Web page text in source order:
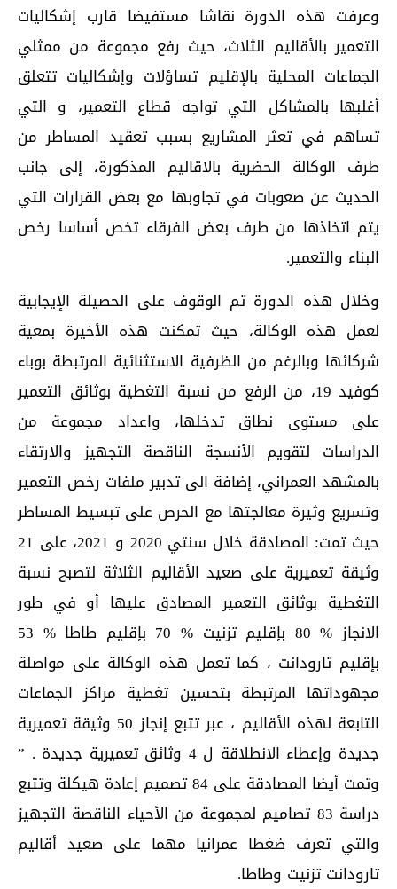
وعرفت هذه الدورة نقاشا مستفيضا قارب إشكاليات
التعمير بالأقاليم الثلاث، حيث رفع مجموعة من ممثلي
الجماعات المحلية بالإقليم تساؤلات وإشكاليات تتعلق
أغلبها بالمشاكل التي تواجه قطاع التعمير، و التي
تساهم في تعثر المشاريع بسبب تعقيد المساطر من
طرف الوكالة الحضرية بالاقاليم المذكورة، إلى جانب
الحديث عن صعوبات في تجاوبها مع بعض القرارات التي
يتم اتخاذها من طرف بعض الفرقاء تخص أساسا رخص
البناء والتعمير.
وخلال هذه الدورة تم الوقوف على الحصيلة الإيجابية
لعمل هذه الوكالة، حيث تمكنت هذه الأخيرة بمعية
شركائها وبالرغم من الظرفية الاستثنائية المرتبطة بوباء
كوفيد 19، من الرفع من نسبة التغطية بوثائق التعمير
على مستوى نطاق تدخلها، واعداد مجموعة من
الدراسات لتقويم الأنسجة الناقصة التجهيز والارتقاء
بالمشهد العمراني، إضافة الى تدبير ملفات رخص التعمير
وتسريع وثيرة معالجتها مع الحرص على تبسيط المساطر
حيث تمت: المصادقة خلال سنتي 2020 و 2021، على 21
وثيقة تعميرية على صعيد الأقاليم الثلاثة لتصبح نسبة
التغطية بوثائق التعمير المصادق عليها أو في طور
الانجاز % 80 بإقليم تزنيت % 70 بإقليم طاطا % 53
بإقليم تارودانت ، كما تعمل هذه الوكالة على مواصلة
مجهوداتها المرتبطة بتحسين تغطية مراكز الجماعات
التابعة لهذه الأقاليم ، عبر تتبع إنجاز 50 وثيقة تعميرية
جديدة وإعطاء الانطلاقة ل 4 وثائق تعميرية جديدة . ”
وتمت أيضا المصادقة على 84 تصميم إعادة هيكلة وتتبع
دراسة 83 تصاميم لمجموعة من الأحياء الناقصة التجهيز
والتي تعرف ضغطا عمرانيا مهما على صعيد أقاليم
تارودانت تزنيت وطاطا.